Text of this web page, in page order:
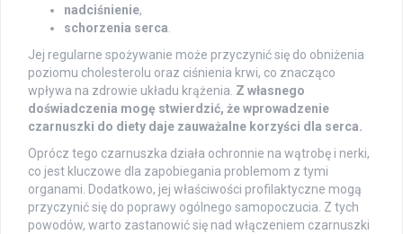
nadciśnienie,
schorzenia serca
Jej regularne spożywanie może przyczynić się do obniżenia
poziomu cholesterolu oraz ciśnienia krwi, co znacząco
wpływa na zdrowie układu krążenia. Z własnego
doświadczenia mogę stwierdzić, że wprowadzenie
czarnuszki do diety daje zauważalne korzyści dla serca.
Oprócz tego czarnuszka działa ochronnie na wątrobę i nerki,
co jest kluczowe dla zapobiegania problemom z tymi
organami. Dodatkowo, jej właściwości profilaktyczne mogą
przyczynić się do poprawy ogólnego samopoczucia. Z tych
powodów, warto zastanowić się nad włączeniem czarnuszki